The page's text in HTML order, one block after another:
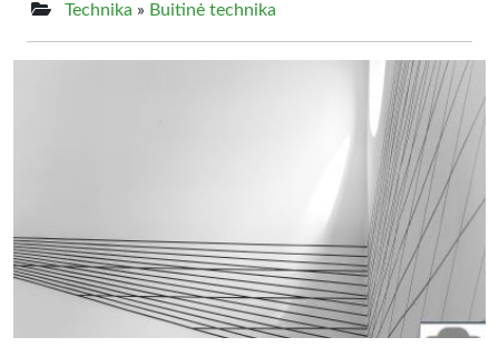
Technika » Buitinė technika